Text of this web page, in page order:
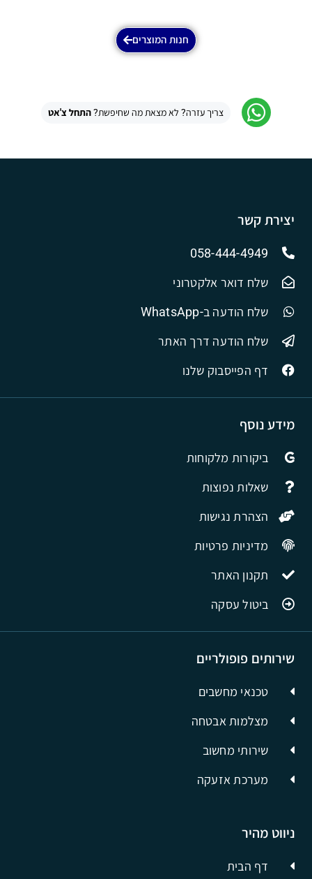
חנות המוצרים
צריך עזרה? לא מצאת מה שחיפשת?התחל צ'אט
ניווט מהיר
דף הבית
שירותים פופולריים
טכנאי מחשבים
מצלמות אבטחה
שירותי מחשוב
מערכת אזעקה
מידע נוסף
ביקורות מלקוחות
שאלות נפוצות
הצהרת נגישות
מדיניות פרטיות
תקנון האתר
ביטול עסקה
יצירת קשר
058-444-4949
שלח דואר אלקטרוני
שלח הודעה ב-WhatsApp
שלח הודעה דרך האתר
דף הפייסבוק שלנו